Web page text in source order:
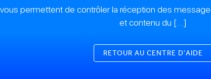
permettent de contrôler la réception des
et contenu du […]
RETOUR AU CENTRE D'AIDE